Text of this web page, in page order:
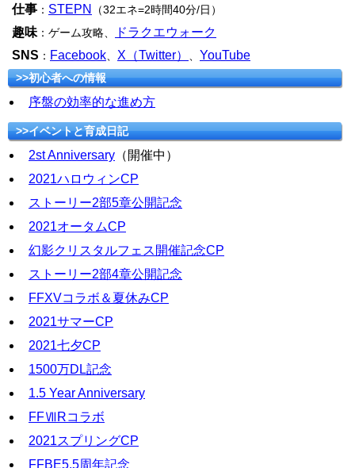
仕事 ： STEPN （32エネ=2時間40分/日）
趣味 ：ゲーム攻略、
ドラクエウォーク
SNS ： Facebook X（Twitter） YouTube
>>初心者への情報
序盤の効率的な進め方
>>イベントと育成日記
2st Anniversary （開催中）
2021ハロウィンCP
ストーリー2部5章公開記念
2021オータムCP
幻影クリスタルフェス開催記念CP
ストーリー2部4章公開記念
FFXVコラボ＆夏休みCP
2021サマーCP
2021七夕CP
1500万DL記念
1.5 Year Anniversary
FFⅦRコラボ
2021スプリングCP
FFBE5.5周年記念